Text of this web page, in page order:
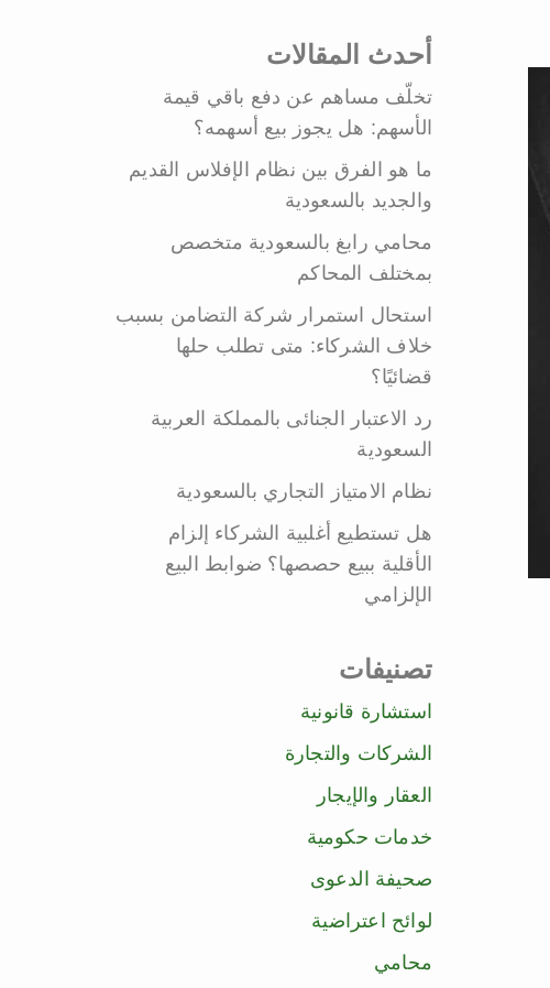
أحدث المقالات
تخلّف مساهم عن دفع باقي قيمة
الأسهم: هل يجوز بيع أسهمه؟
ما هو الفرق بين نظام الإفلاس القديم
والجديد بالسعودية
محامي رابغ بالسعودية متخصص
بمختلف المحاكم
استحال استمرار شركة التضامن بسبب
خلاف الشركاء: متى تطلب حلها
قضائيًا؟
رد الاعتبار الجنائى بالمملكة العربية
السعودية
نظام الامتياز التجاري بالسعودية
هل تستطيع أغلبية الشركاء إلزام
الأقلية ببيع حصصها؟ ضوابط البيع
الإلزامي
تصنيفات
استشارة قانونية
الشركات والتجارة
العقار والإيجار
خدمات حكومية
صحيفة الدعوى
لوائح اعتراضية
محامي